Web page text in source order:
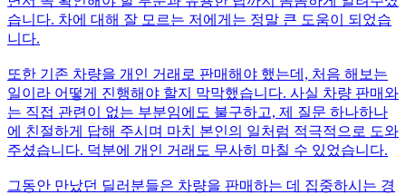
습니다. 차에 대해 잘 모르는 저에게는 정말 큰 도움이 되었습
니다.
또한 기존 차량을 개인 거래로 판매해야 했는데, 처음 해보는
일이라 어떻게 진행해야 할지 막막했습니다. 사실 차량 판매와
는 직접 관련이 없는 부분임에도 불구하고, 제 질문 하나하나
에 친절하게 답해 주시며 마치 본인의 일처럼 적극적으로 도와
주셨습니다. 덕분에 개인 거래도 무사히 마칠 수 있었습니다.
그동안 만났던 딜러분들은 차량을 판매하는 데 집중하시는 경